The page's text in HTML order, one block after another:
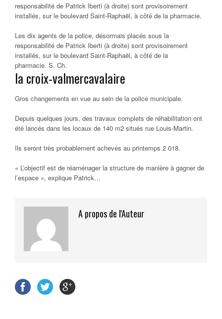
Les dix agents de la police, désormais placés sous la
responsabilité de Patrick Iberti (à droite) sont provisoirement
installés, sur le boulevard Saint-Raphaël, à côté de la
pharmacie. S. Ch.
la croix-valmercavalaire
Gros changements en vue au sein de la police municipale.
Depuis quelques jours, des travaux complets de réhabilitation ont
été lancés dans les locaux de 140 m2 situés rue Louis-Martin.
Ils seront très probablement achevés au printemps 2 018.
« L’objectif est de réaménager la structure de manière à gagner de
l’espace », explique Patrick…
A propos de l'Auteur